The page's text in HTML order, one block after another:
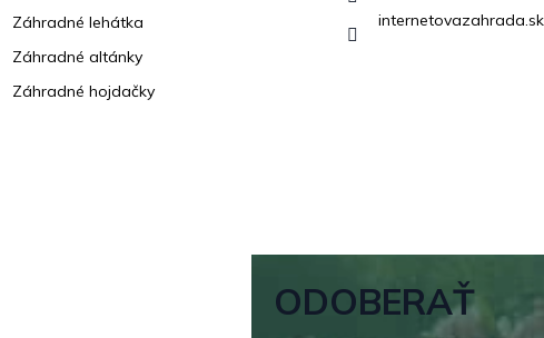
Záhradné lehátka
Záhradné altánky
Záhradné hojdačky
internetovazahrada.sk
ODOBERAŤ